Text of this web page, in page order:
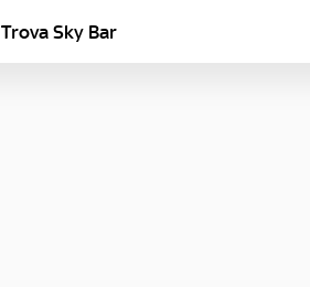
Trova Sky Bar